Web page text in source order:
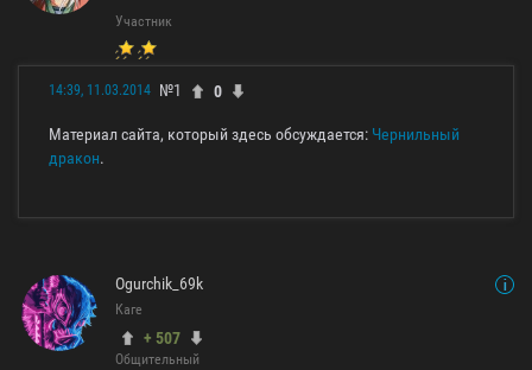
Участник
14:39, 11.03.2014 №1 0
Материал сайта, который здесь обсуждается: Чернильный
дракон.
Ogurchik_69k
Каге
+ 507
Общительный